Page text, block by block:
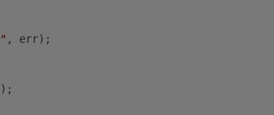
, err);
);